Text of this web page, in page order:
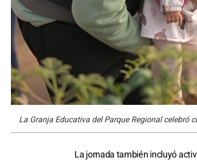
La Granja Educativa del Parque Regional celebró
La jornada también incluyó